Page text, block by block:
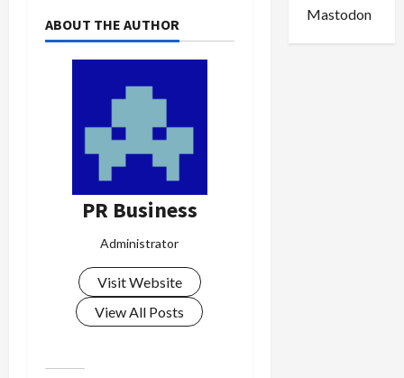
a
ABOUT THE AUTHOR
PR Business
Administrator
Visit Website
View All Posts
Mastodon